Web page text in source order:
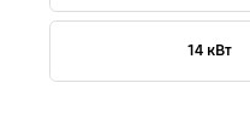
14 кВт